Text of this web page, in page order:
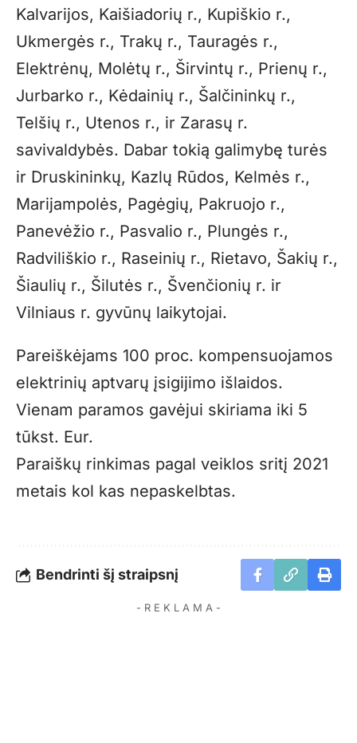
Kalvarijos, Kaišiadorių r., Kupiškio r.,
Ukmergės r., Trakų r., Tauragės r.,
Elektrėnų, Molėtų r., Širvintų r., Prienų r.,
Jurbarko r., Kėdainių r., Šalčininkų r.,
Telšių r., Utenos r., ir Zarasų r.
savivaldybės. Dabar tokią galimybę turės
ir Druskininkų, Kazlų Rūdos, Kelmės r.,
Marijampolės, Pagėgių, Pakruojo r.,
Panevėžio r., Pasvalio r., Plungės r.,
Radviliškio r., Raseinių r., Rietavo, Šakių r.,
Šiaulių r., Šilutės r., Švenčionių r. ir
Vilniaus r. gyvūnų laikytojai.
Pareiškėjams 100 proc. kompensuojamos
elektrinių aptvarų įsigijimo išlaidos.
Vienam paramos gavėjui skiriama iki 5
tūkst. Eur.
Paraiškų rinkimas pagal veiklos sritį 2021
metais kol kas nepaskelbtas.
Bendrinti šį straipsnį
- R E K L A M A -